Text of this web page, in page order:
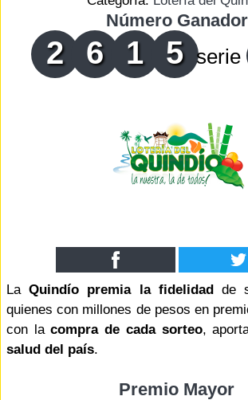
Número Ganador
2 6 1 5 serie
LaQuindío premia la fidelidadde
quienes con millones de pesos en
con lacompra de cada sorteo,
salud del país.
Premio Mayor